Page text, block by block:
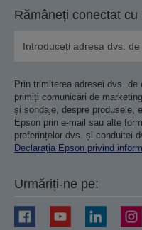
Rămâneți conectat cu
Prin trimiterea adresei dvs.
primiți comunicări de
și sondaje, despre produsele,
Epson prin e-mail sau alte
preferințelor dvs. și conduitei
Declarația Epson privind
Urmăriți-ne pe: